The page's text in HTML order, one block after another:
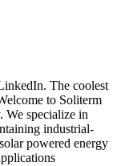
The coolest
to Soliterm
We specialize in
industrial-
powered energy